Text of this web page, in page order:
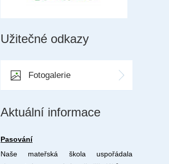
Užitečné odkazy
Fotogalerie
Aktuální informace
Pasování
Naše mateřská škola uspořádala